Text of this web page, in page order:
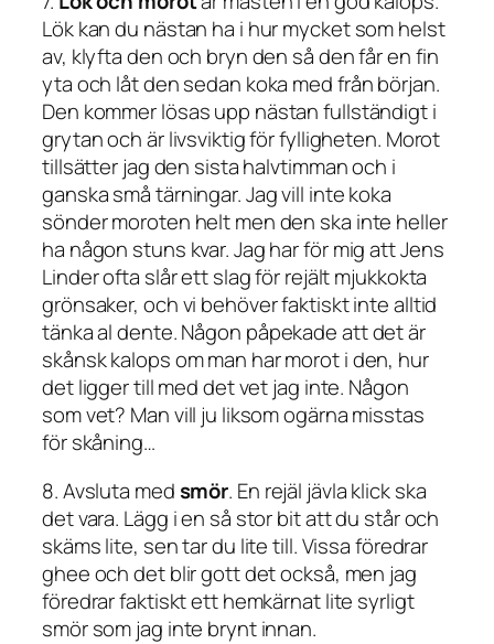
Lök kan du nästan ha i hur mycket som helst
av, klyfta den och bryn den så den får en fin
yta och låt den sedan koka med från början.
Den kommer lösas upp nästan fullständigt i
grytan och är livsviktig för fylligheten. Morot
tillsätter jag den sista halvtimman och i
ganska små tärningar. Jag vill inte koka
sönder moroten helt men den ska inte heller
ha någon stuns kvar. Jag har för mig att Jens
Linder ofta slår ett slag för rejält mjukkokta
grönsaker, och vi behöver faktiskt inte alltid
tänkaal dente.Någon påpekade att det är
skånsk kalops om man har morot i den, hur
det ligger till med det vet jag inte. Någon
som vet? Man vill ju liksom ogärna misstas
för skåning…
8. Avsluta medsmör. En rejäl jävla klick ska
det vara. Lägg i en så stor bit att du står och
skäms lite, sen tar du lite till. Vissa föredrar
ghee och det blir gott det också, men jag
föredrar faktiskt ett hemkärnat lite syrligt
smör som jag inte brynt innan.